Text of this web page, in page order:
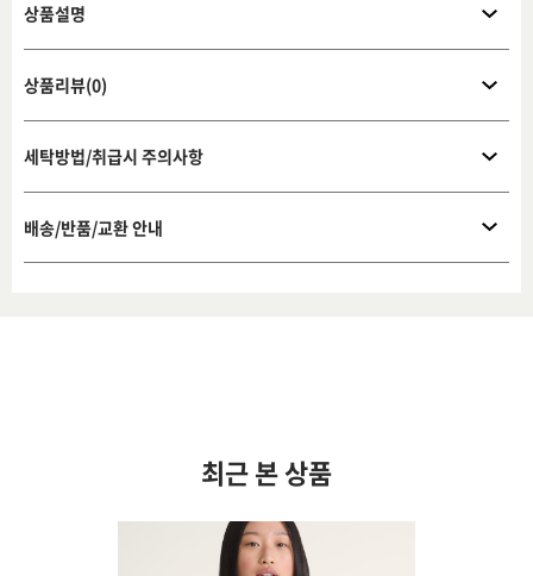
상품설명
상품리뷰(0)
세탁방법/취급시 주의사항
배송/반품/교환 안내
최근 본 상품